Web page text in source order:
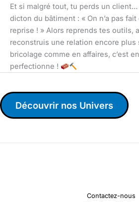
Et si malgré tout, tu perds un
dicton du bâtiment : « On n’a pas
reprise ! » Alors reprends tes outils,
reconstruis une relation encore plus
bricolage comme en affaires, c’est
perfectionne !
Découvrir nos Univers
Contactez-nous